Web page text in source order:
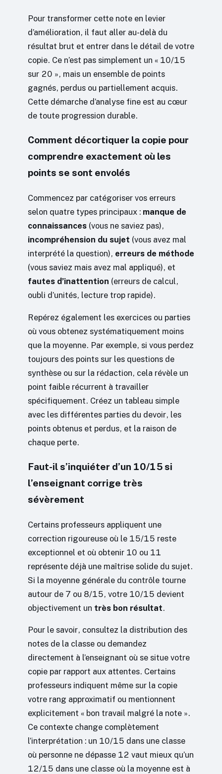
Pour transformer cette note en levier
d’amélioration, il faut aller au-delà du
résultat brut et entrer dans le détail de votre
copie. Ce n’est pas simplement un « 10/15
sur 20 », mais un ensemble de points
gagnés, perdus ou partiellement acquis.
Cette démarche d’analyse fine est au cœur
de toute progression durable.
Comment décortiquer la copie pour
comprendre exactement où les
points se sont envolés
Commencez par catégoriser vos erreurs
selon quatre types principaux : manque de
connaissances (vous ne saviez pas),
incompréhension du sujet (vous avez mal
interprété la question), erreurs de méthode
(vous saviez mais avez mal appliqué), et
fautes d’inattention (erreurs de calcul,
oubli d’unités, lecture trop rapide).
Repérez également les exercices ou parties
où vous obtenez systématiquement moins
que la moyenne. Par exemple, si vous perdez
toujours des points sur les questions de
synthèse ou sur la rédaction, cela révèle un
point faible récurrent à travailler
spécifiquement. Créez un tableau simple
avec les différentes parties du devoir, les
points obtenus et perdus, et la raison de
chaque perte.
Faut-il s’inquiéter d’un 10/15 si
l’enseignant corrige très
sévèrement
Certains professeurs appliquent une
correction rigoureuse où le 15/15 reste
exceptionnel et où obtenir 10 ou 11
représente déjà une maîtrise solide du sujet.
Si la moyenne générale du contrôle tourne
autour de 7 ou 8/15, votre 10/15 devient
objectivement un très bon résultat.
Pour le savoir, consultez la distribution des
notes de la classe ou demandez
directement à l’enseignant où se situe votre
copie par rapport aux attentes. Certains
professeurs indiquent même sur la copie
votre rang approximatif ou mentionnent
explicitement « bon travail malgré la note ».
Ce contexte change complètement
l’interprétation : un 10/15 dans une classe
où personne ne dépasse 12 vaut mieux qu’un
12/15 dans une classe où la moyenne est à